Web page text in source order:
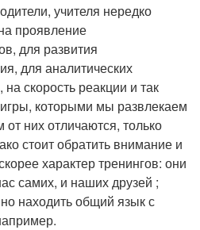
учителя нередко
проявление
для развития
для аналитических
скорость реакции и так
которыми мы развлекаем
них отличаются, только
стоит обратить внимание и
характер тренингов: они
самих, и наших друзей ;
находить общий язык с